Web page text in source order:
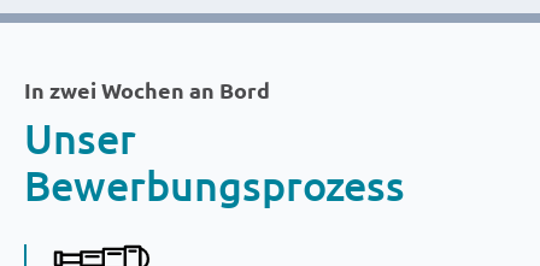
In zwei Wochen an Bord
Unser
Bewerbungsprozess